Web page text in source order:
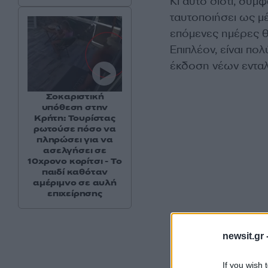
newsit.gr
If you wish
ταυτοποιήσει ως
επόμενες ημέρες
Επιπλέον, είναι
έκδοση νέων
Σοκαριστική
υπόθεση στην
Κρήτη: Τουρίστας
ρωτούσε πόσο να
πληρώσει για να
ασελγήσει σε
10χρονο κορίτσι - Το
παιδί καθόταν
αμέριμνο σε αυλή
επιχείρησης